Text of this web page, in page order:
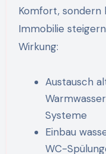
Komfort, sondern
Immobilie
Wirkung:
Austausch
Systeme
Einbau
WC-